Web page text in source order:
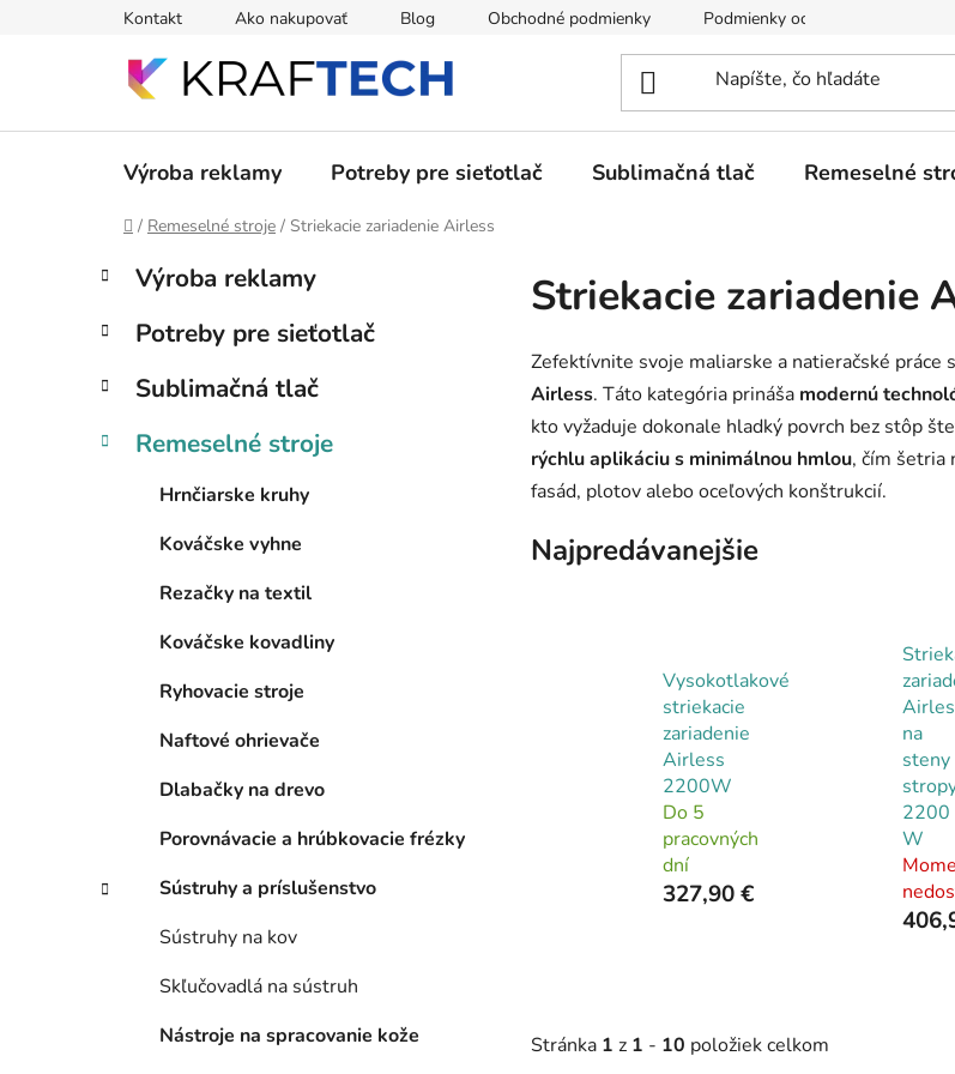
Kontakt Ako nakupovať Blog Obchodné podmienky Podmienky ochrany osobných
Výroba reklamy Potreby pre sieťotlač Sublimačná tlač Remeselné
Domov
/ Remeselné stroje / Striekacie zariadenie Airless
B
č
ý
a
Preskočiť
kategórie
K
a
e
ó
i
Výroba reklamy
Potreby pre sieťotlač
Sublimačná tlač
Remeselné stroje
Hrnčiarske kruhy
Kováčske vyhne
Rezačky na textil
Kováčske kovadliny
Ryhovacie stroje
Naftové ohrievače
Dlabačky na drevo
Porovnávacie a hrúbkovacie frézky
Sústruhy a príslušenstvo
Sústruhy na kov
Skľučovadlá na sústruh
Nástroje na spracovanie kože
Striekacie zariadenie
Zefektívnite svoje maliarske a natieračské práce
Airless. Táto kategória prináša modernú
kto vyžaduje dokonale hladký povrch bez stôp
rýchlu aplikáciu s minimálnou hmlou, čím šetria
fasád, plotov alebo oceľových konštrukcií.
Najpredávanejšie
Vysokotlakové
striekacie
zariadenie
Airless
2200W
Do 5
pracovných
dní
327,90 €
na
steny
2200
W
Stránka 1 z 1 - 10 položiek celkom